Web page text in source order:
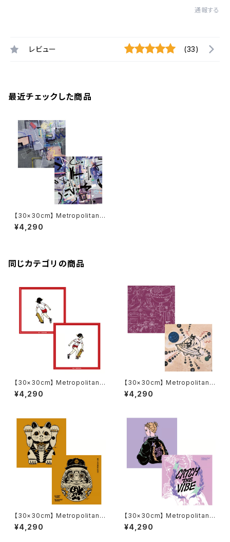
通報する
レビュー (33)
最近チェックした商品
【30×30cm】 Metropolitan
Crossbottle メトロポリタンク
ロスボトル COOL / Guillermo
¥4,290
同じカテゴリの商品
【30×30cm】 Metropolitan
Crossbottle メトロポリタンク
ロスボトル MCB332 / 吉原 奈
¥4,290
【30×30cm】 Metropolitan
Crossbottle メトロポリタンク
ロスボトル MCB334 / TAM-T
¥4,290
【30×30cm】 Metropolitan
Crossbottle メトロポリタンク
ロスボトル MCB344 / 上上ノ
¥4,290
【30×30cm】 Metropolitan
Crossbottle メトロポリタンク
ロスボトル MCB339 / CATC
¥4,290